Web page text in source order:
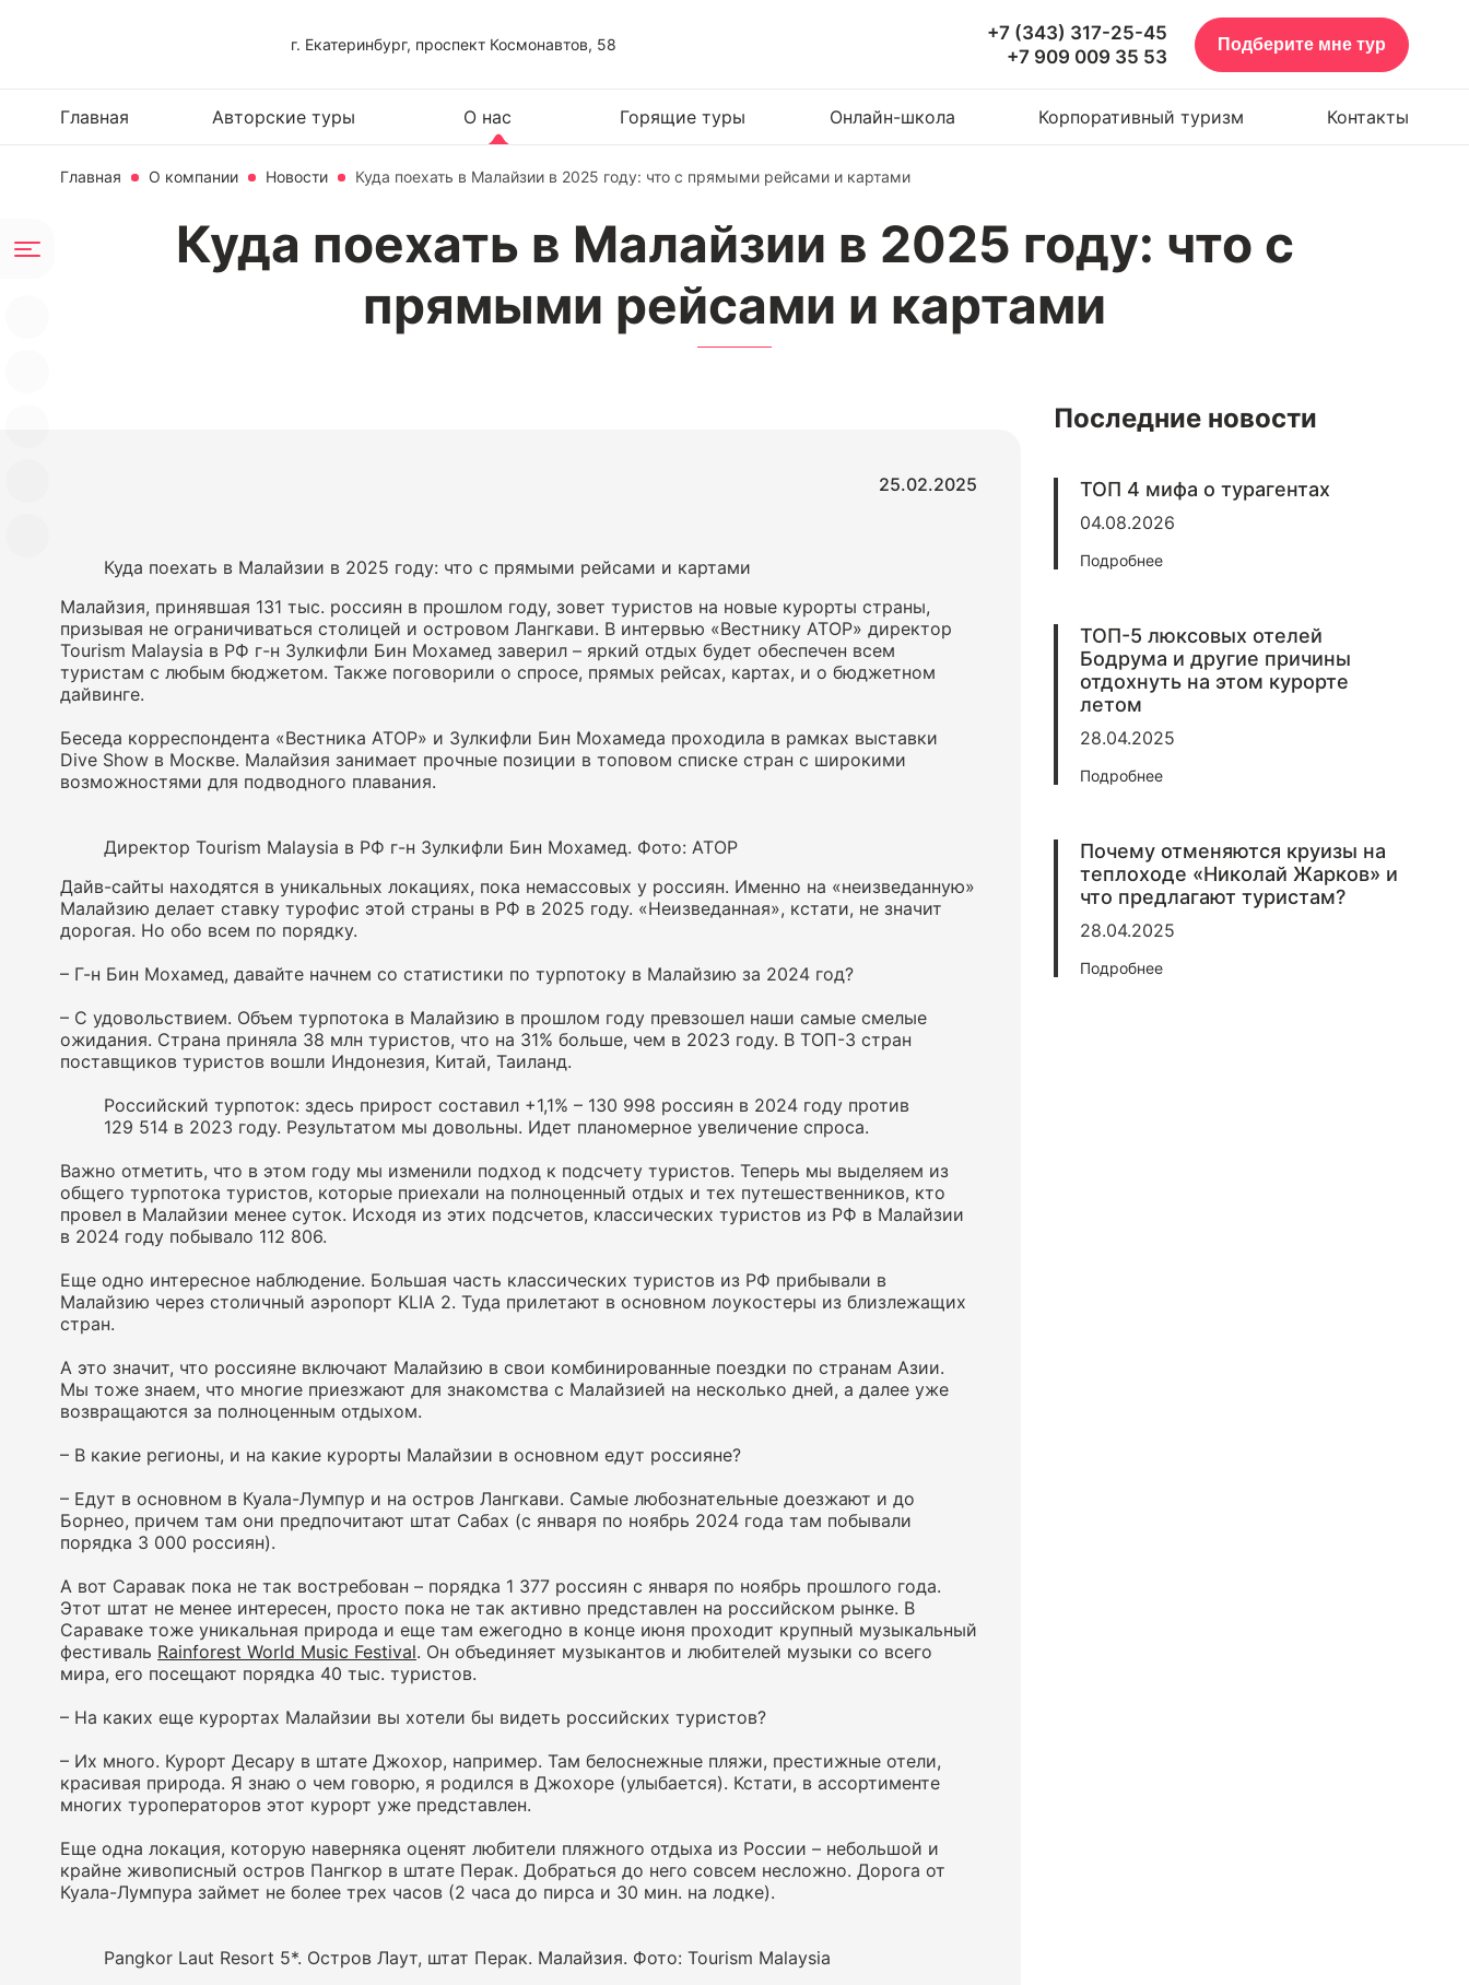
г. Екатеринбург, проспект Космонавтов, 58
+7 (343) 317-25-45
+7 909 009 35 53
Подберите мне тур
Главная Авторские туры О нас Горящие туры Онлайн-школа Корпоративный туризм Контакты
Главная О компании Новости Куда поехать в Малайзии в 2025 году: что с прямыми рейсами и картами
Куда поехать в Малайзии в 2025 году: что с
прямыми рейсами и картами
25.02.2025
Куда поехать в Малайзии в 2025 году: что с прямыми рейсами и картами
Малайзия, принявшая 131 тыс. россиян в прошлом году, зовет туристов на новые курорты страны,
призывая не ограничиваться столицей и островом Лангкави. В интервью «Вестнику АТОР» директор
Tourism Malaysia в РФ г-н Зулкифли Бин Мохамед заверил – яркий отдых будет обеспечен всем
туристам с любым бюджетом. Также поговорили о спросе, прямых рейсах, картах, и о бюджетном
дайвинге.
Беседа корреспондента «Вестника АТОР» и Зулкифли Бин Мохамеда проходила в рамках выставки
Dive Show в Москве. Малайзия занимает прочные позиции в топовом списке стран с широкими
возможностями для подводного плавания.
Директор Tourism Malaysia в РФ г-н Зулкифли Бин Мохамед. Фото: АТОР
Дайв-сайты находятся в уникальных локациях, пока немассовых у россиян. Именно на «неизведанную»
Малайзию делает ставку турофис этой страны в РФ в 2025 году. «Неизведанная», кстати, не значит
дорогая. Но обо всем по порядку.
– Г-н Бин Мохамед, давайте начнем со статистики по турпотоку в Малайзию за 2024 год?
– С удовольствием. Объем турпотока в Малайзию в прошлом году превзошел наши самые смелые
ожидания. Страна приняла 38 млн туристов, что на 31% больше, чем в 2023 году. В ТОП-3 стран
поставщиков туристов вошли Индонезия, Китай, Таиланд.
Российский турпоток: здесь прирост составил +1,1% – 130 998 россиян в 2024 году против
129 514 в 2023 году. Результатом мы довольны. Идет планомерное увеличение спроса.
Важно отметить, что в этом году мы изменили подход к подсчету туристов. Теперь мы выделяем из
общего турпотока туристов, которые приехали на полноценный отдых и тех путешественников, кто
провел в Малайзии менее суток. Исходя из этих подсчетов, классических туристов из РФ в Малайзии
в 2024 году побывало 112 806.
Еще одно интересное наблюдение. Большая часть классических туристов из РФ прибывали в
Малайзию через столичный аэропорт KLIA 2. Туда прилетают в основном лоукостеры из близлежащих
стран.
А это значит, что россияне включают Малайзию в свои комбинированные поездки по странам Азии.
Мы тоже знаем, что многие приезжают для знакомства с Малайзией на несколько дней, а далее уже
возвращаются за полноценным отдыхом.
– В какие регионы, и на какие курорты Малайзии в основном едут россияне?
– Едут в основном в Куала-Лумпур и на остров Лангкави. Самые любознательные доезжают и до
Борнео, причем там они предпочитают штат Сабах (с января по ноябрь 2024 года там побывали
порядка 3 000 россиян).
А вот Саравак пока не так востребован – порядка 1 377 россиян с января по ноябрь прошлого года.
Этот штат не менее интересен, просто пока не так активно представлен на российском рынке. В
Сараваке тоже уникальная природа и еще там ежегодно в конце июня проходит крупный музыкальный
фестиваль Rainforest World Music Festival. Он объединяет музыкантов и любителей музыки со всего
мира, его посещают порядка 40 тыс. туристов.
– На каких еще курортах Малайзии вы хотели бы видеть российских туристов?
– Их много. Курорт Десару в штате Джохор, например. Там белоснежные пляжи, престижные отели,
красивая природа. Я знаю о чем говорю, я родился в Джохоре (улыбается). Кстати, в ассортименте
многих туроператоров этот курорт уже представлен.
Еще одна локация, которую наверняка оценят любители пляжного отдыха из России – небольшой и
крайне живописный остров Пангкор в штате Перак. Добраться до него совсем несложно. Дорога от
Куала-Лумпура займет не более трех часов (2 часа до пирса и 30 мин. на лодке).
Pangkor Laut Resort 5*. Остров Лаут, штат Перак. Малайзия. Фото: Tourism Malaysia
Последние новости
ТОП 4 мифа о турагентах
04.08.2026
Подробнее
ТОП-5 люксовых отелей
Бодрума и другие причины
отдохнуть на этом курорте
летом
28.04.2025
Подробнее
Почему отменяются круизы на
теплоходе «Николай Жарков» и
что предлагают туристам?
28.04.2025
Подробнее